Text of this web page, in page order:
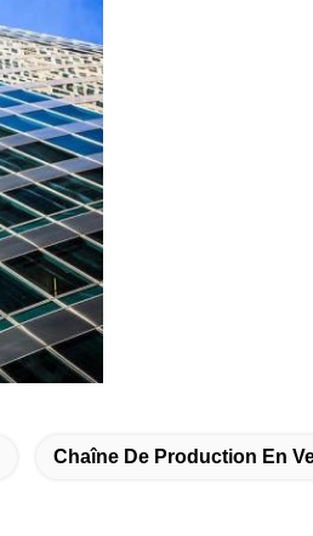
Chaîne De Production En